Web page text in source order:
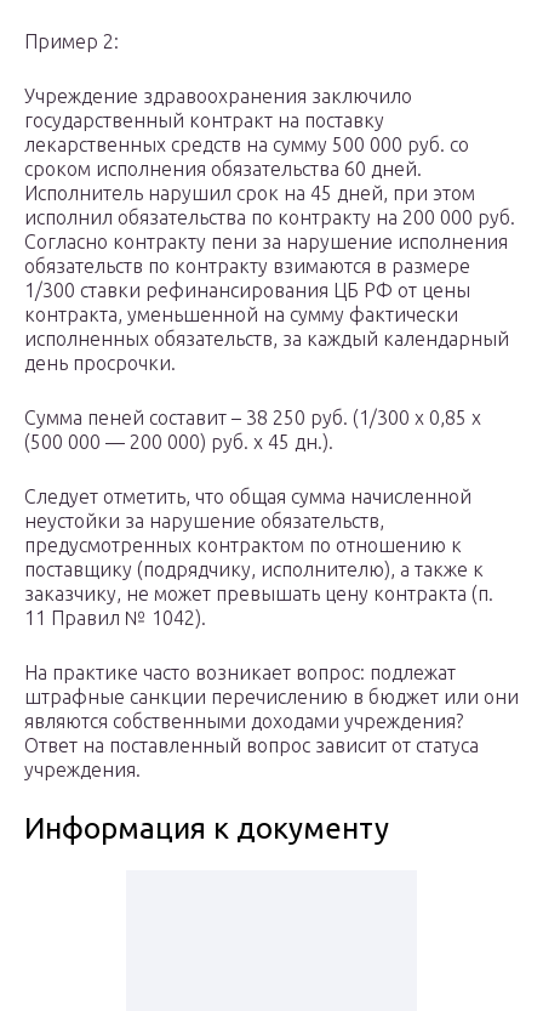
Пример 2:
Учреждение здравоохранения заключило
государственный контракт на поставку
лекарственных средств на сумму 500 000 руб. со
сроком исполнения обязательства 60 дней.
Исполнитель нарушил срок на 45 дней, при этом
исполнил обязательства по контракту на 200 000 руб.
Согласно контракту пени за нарушение исполнения
обязательств по контракту взимаются в размере
1/300 ставки рефинансирования ЦБ РФ от цены
контракта, уменьшенной на сумму фактически
исполненных обязательств, за каждый календарный
день просрочки.
Сумма пеней составит – 38 250 руб. (1/300 x 0,85 x
(500 000 — 200 000) руб. х 45 дн.).
Следует отметить, что общая сумма начисленной
неустойки за нарушение обязательств,
предусмотренных контрактом по отношению к
поставщику (подрядчику, исполнителю), а также к
заказчику, не может превышать цену контракта (п.
11 Правил № 1042).
На практике часто возникает вопрос: подлежат
штрафные санкции перечислению в бюджет или они
являются собственными доходами учреждения?
Ответ на поставленный вопрос зависит от статуса
учреждения.
Информация к документу